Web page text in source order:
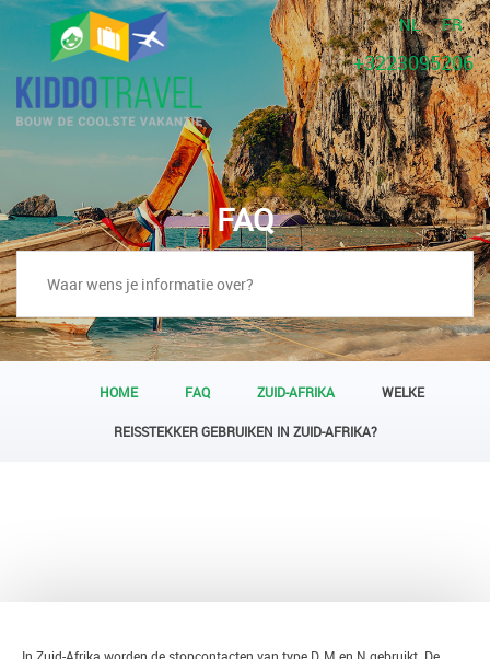
NL FR
+3223095206
FAQ
HOME FAQ ZUID-AFRIKA WELKE
REISSTEKKER GEBRUIKEN IN ZUID-AFRIKA?